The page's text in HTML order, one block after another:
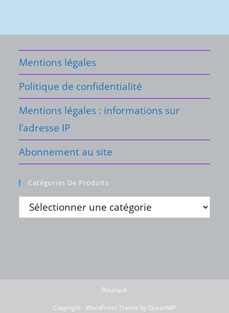
Mentions légales
Politique de confidentialité
Mentions légales : informations sur
l’adresse IP
Abonnement au site
Catégories De Produits
Boutique
Copyright - WordPress Theme by OceanWP